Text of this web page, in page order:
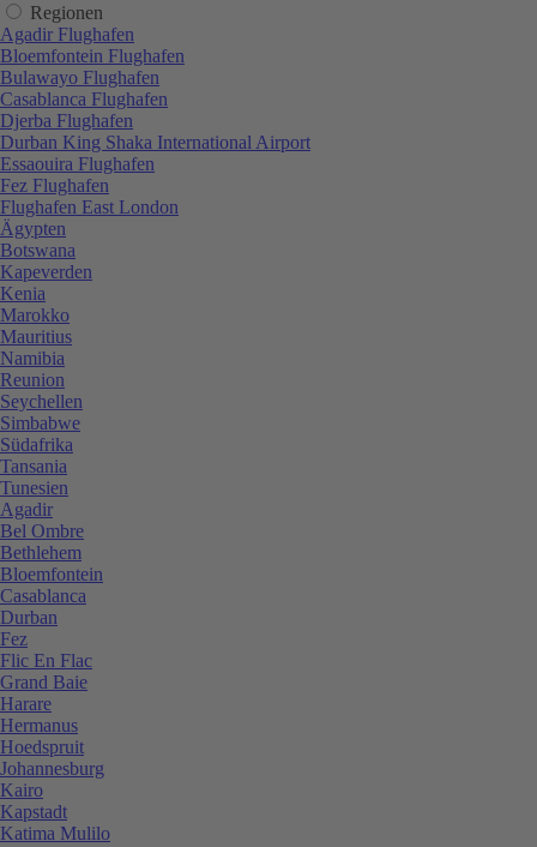
Regionen
Agadir Flughafen
Bloemfontein Flughafen
Bulawayo Flughafen
Casablanca Flughafen
Djerba Flughafen
Durban King Shaka International Airport
Essaouira Flughafen
Fez Flughafen
Flughafen East London
Ägypten
Botswana
Kapeverden
Kenia
Marokko
Mauritius
Namibia
Reunion
Seychellen
Simbabwe
Südafrika
Tansania
Tunesien
Agadir
Bel Ombre
Bethlehem
Bloemfontein
Casablanca
Durban
Fez
Flic En Flac
Grand Baie
Harare
Hermanus
Hoedspruit
Johannesburg
Kairo
Kapstadt
Katima Mulilo